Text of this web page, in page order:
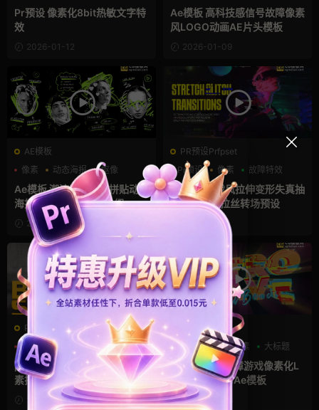
Pr预设 像素化8bit热敏文字特
效
2026-01-12
像素
Ae模板 高科技感信号故障像素
风LOGO动画AE片头模板
2026-01-09
AE模板
像素
动态海报 抠像
Ae模板 潮流时尚涂鸦拼贴动态
海报音乐节乐队成员介绍
2026-01-09
PR预设Prfpset
Pr预设
像素 故障特效
PR预设 游戏风拉伸变形失真抽
搐故障像素拉丝转场预设
2025-11-15
PR预设Prfpset
Pr预设
噪点
pr预设 12组老电视频闪重影像
素拉伸抖动毛刺噪点特效
2025-11-09
AE模板
LOGO动画
像素 大标题
ae片头模板 故障游戏像素化L
OGO动画科幻Ae模板
2025-07-03